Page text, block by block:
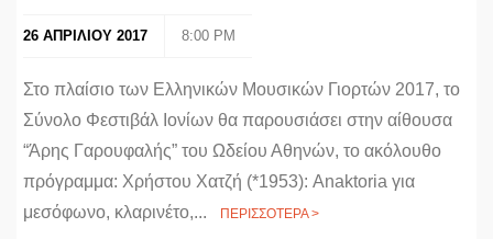
26 ΑΠΡΙΛΙΟΥ 2017 8:00 PM
Στο πλαίσιο των Ελληνικών Μουσικών Γιορτών 2017, το
Σύνολο Φεστιβάλ Ιονίων θα παρουσιάσει στην αίθουσα
“Άρης Γαρουφαλής” του Ωδείου Αθηνών, το ακόλουθο
πρόγραμμα: Χρήστου Χατζή (*1953): Anaktoria για
μεσόφωνο, κλαρινέτο,...
ΠΕΡΙΣΣΟΤΕΡΑ >